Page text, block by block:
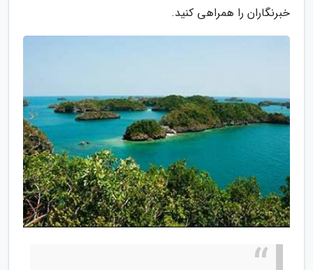
خبرنگاران را همراهی کنید.